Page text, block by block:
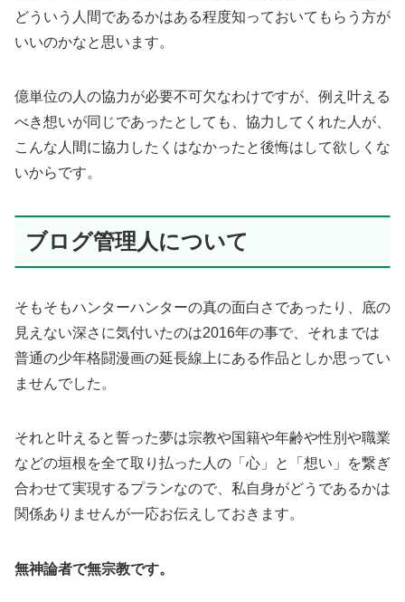
どういう人間であるかはある程度知っておいてもらう方が
いいのかなと思います。
億単位の人の協力が必要不可欠なわけですが、例え叶える
べき想いが同じであったとしても、協力してくれた人が、
こんな人間に協力したくはなかったと後悔はして欲しくな
いからです。
ブログ管理人について
そもそもハンターハンターの真の面白さであったり、底の
見えない深さに気付いたのは2016年の事で、それまでは
普通の少年格闘漫画の延長線上にある作品としか思ってい
ませんでした。
それと叶えると誓った夢は宗教や国籍や年齢や性別や職業
などの垣根を全て取り払った人の「心」と「想い」を繋ぎ
合わせて実現するプランなので、私自身がどうであるかは
関係ありませんが一応お伝えしておきます。
無神論者で無宗教です。